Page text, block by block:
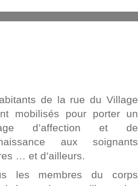
de la rue du Village
mobilisés pour porter un
d’affection et de
aux soignants
… et d’ailleurs.
les membres du corps